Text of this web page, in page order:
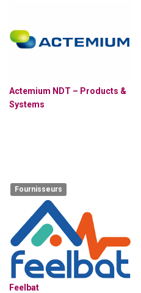
Actemium NDT – Products &
Systems
Fournisseurs
Feelbat